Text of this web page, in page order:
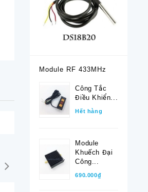
Module RF 433MHz
Công Tắc
Điều Khiển...
Hết hàng
Module
Khuếch Đại
Công...
690.000₫